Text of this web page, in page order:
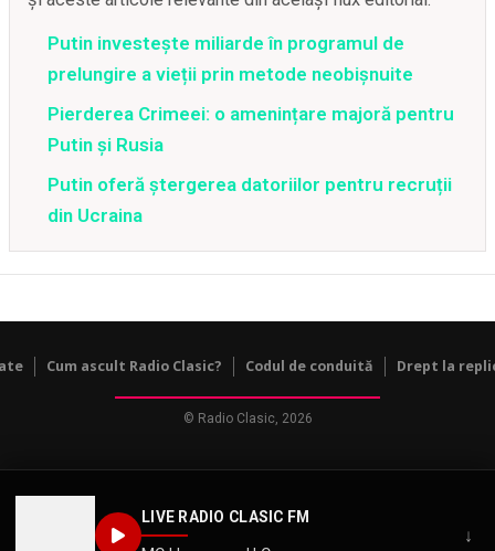
LIVE RADIO CLASIC FM
↓
Putin investește miliarde în programul de
prelungire a vieții prin metode neobișnuite
Pierderea Crimeei: o amenințare majoră pentru
Putin și Rusia
Putin oferă ștergerea datoriilor pentru recruții
din Ucraina
Cum ascult Radio Clasic? Codul de conduită Drept la
© Radio Clasic, 2026